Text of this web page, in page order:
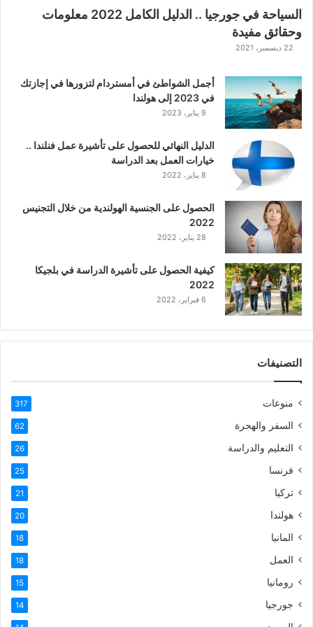
6
السياحة في جورجيا .. الدليل الكامل 2022 معلومات
وحقائق مفيدة
22 ديسمبر، 2021
أجمل الشواطئ في أمستردام لتزورها في إجازتك
في 2023 إلى هولندا
9 يناير، 2023
الدليل النهائي للحصول على تأشيرة عمل فنلندا ..
خيارات العمل بعد الدراسة
8 يناير، 2022
الحصول على الجنسية الهولندية من خلال التجنيس
2022
28 يناير، 2022
كيفية الحصول على تأشيرة الدراسة في بلجيكا
2022
6 فبراير، 2022
التصنيفات
منوعات 317
السفر والهجرة 62
التعليم والدراسة 26
فرنسا 25
تركيا 21
هولندا 20
المانيا 18
العمل 18
رومانيا 15
جورجيا 14